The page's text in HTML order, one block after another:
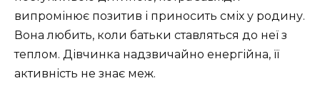
випромінює позитив і приносить сміх у родину.
Вона любить, коли батьки ставляться до неї з
теплом. Дівчинка надзвичайно енергійна, її
активність не знає меж.